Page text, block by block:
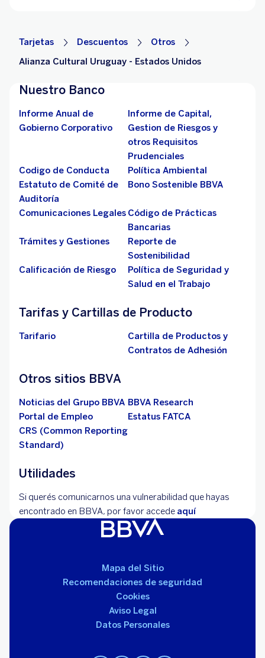
Tarjetas Descuentos
Otros
Alianza Cultural Uruguay - Estados Unidos
Nuestro Banco
Informe Anual de
Gobierno Corporativo
Informe de Capital,
Gestion de Riesgos y
otros Requisitos
Prudenciales
Codigo de Conducta
Política Ambiental
Estatuto de Comité de
Auditoría
Bono Sostenible BBVA
Comunicaciones Legales Código de Prácticas
Bancarias
Trámites y Gestiones
Reporte de
Sostenibilidad
Calificación de Riesgo
Política de Seguridad y
Salud en el Trabajo
Tarifas y Cartillas de Producto
Tarifario
Cartilla de Productos y
Contratos de Adhesión
Otros sitios BBVA
Noticias del Grupo BBVA BBVA Research
Portal de Empleo
Estatus FATCA
CRS (Common Reporting
Standard)
Utilidades
Si querés comunicarnos una vulnerabilidad que hayas
encontrado en BBVA, por favor accede aquí
Mapa del Sitio
Recomendaciones de seguridad
Cookies
Aviso Legal
Datos Personales